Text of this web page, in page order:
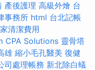
產後護理 高級外燴 台
事務所 html 台北記帳
清潔費用
CPA Solutions 靈骨塔
雄 縮小毛孔醫美 復健
司處理帳務 新北除白蟻